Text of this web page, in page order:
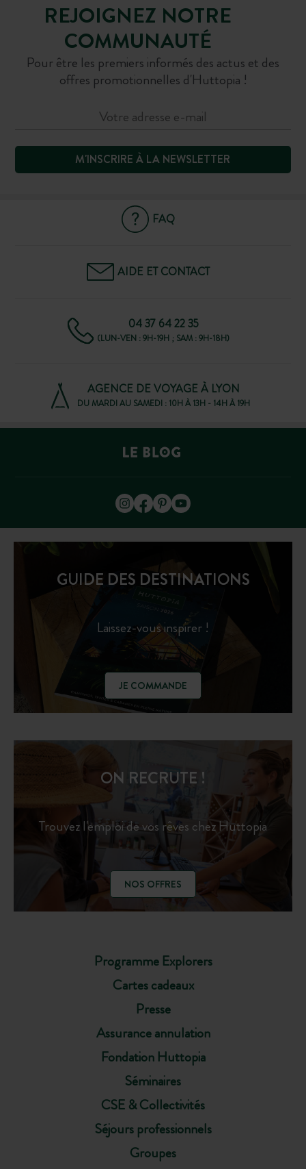
REJOIGNEZ NOTRE
COMMUNAUTÉ
Pour être les premiers informés des actus et des
offres promotionnelles d'Huttopia !
M'INSCRIRE À LA NEWSLETTER
FAQ
AIDE ET CONTACT
04 37 64 22 35
(LUN-VEN : 9H-19H ; SAM : 9H-18H)
AGENCE DE VOYAGE À LYON
DU MARDI AU SAMEDI : 10H À 13H - 14H À 19H
GUIDE DES DESTINATIONS
Laissez-vous inspirer !
JE COMMANDE
Programme Explorers
Cartes cadeaux
Presse
Assurance annulation
Fondation Huttopia
Séminaires
CSE & Collectivités
Séjours professionnels
Groupes
ON RECRUTE !
Trouvez l'emploi de vos rêves chez Huttopia
NOS OFFRES